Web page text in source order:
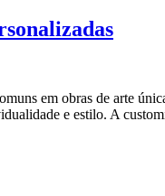
em obras de arte
e estilo. A